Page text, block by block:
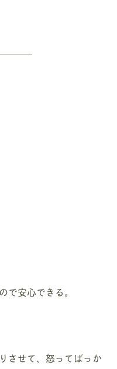
で安心できる。
させて、怒ってばっか